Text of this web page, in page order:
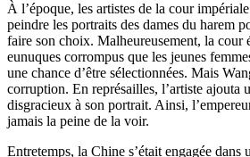
À l’époque, les artistes de la cour
peindre les portraits des dames du harem
faire son choix. Malheureusement, la cour
eunuques corrompus que les jeunes
une chance d’être sélectionnées. Mais
corruption. En représailles, l’artiste ajouta
disgracieux à son portrait. Ainsi,
jamais la peine de la voir.
Entretemps, la Chine s’était engagée dans